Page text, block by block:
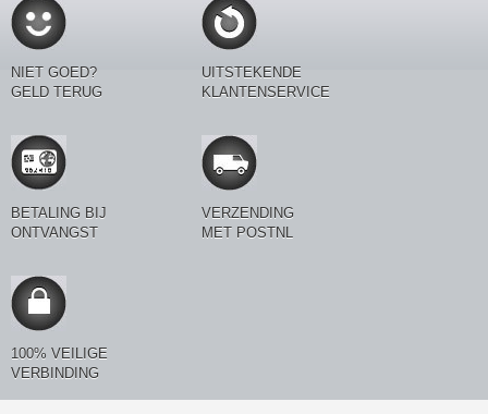
NIET GOED?
GELD TERUG
UITSTEKENDE
KLANTENSERVICE
BETALING BIJ
ONTVANGST
VERZENDING
MET POSTNL
100% VEILIGE
VERBINDING